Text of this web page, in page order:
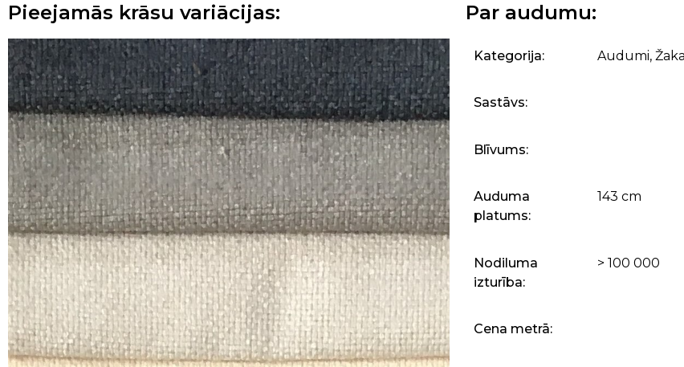
Pieejamās krāsu variācijas: Par audumu:
Kategorija: Audumi,
Sastāvs:
Blīvums:
Auduma
platums:
143 cm
Nodiluma
izturība:
> 100 000
Cena metrā: